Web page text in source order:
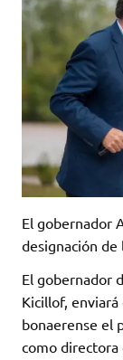
El gobernador
designación de
El gobernador
Kicillof,
bonaerense el
como directora